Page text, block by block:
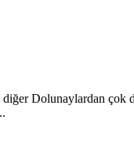
Dolunaylardan